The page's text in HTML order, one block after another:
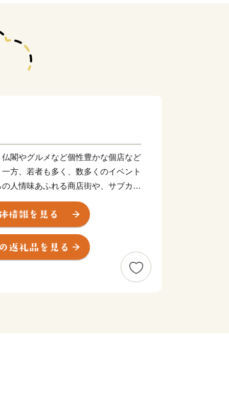
閣やグルメなど個性豊かな個店など
方、若者も多く、数多くのイベント
人情味あふれる商店街や、サブカル
中野ブロードウェイ」など個性豊か
ます。
中野四丁目地区が「中野四季の都
り、新たなランドマークである「中
業や、大学等が進出し、東京の新た
中野という一面も注目されていま